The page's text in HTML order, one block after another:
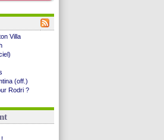
Villa
(off.)
Rodri ?
(officiel)
...